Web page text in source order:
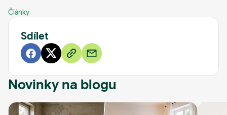
Články
Sdílet
Novinky na blogu